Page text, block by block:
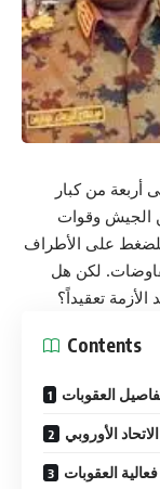
أربعة من كبار
الجيش وقوات
على الأطراف
لكن هل
تعقيداً؟
Contents
العقوبات
الأوروبي
العقوبات